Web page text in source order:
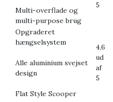
Multi-overflade og
multi-purpose brug
5
Opgraderet
hængselsystem
Alle aluminium svejset
design
Flat Style Scooper
4,6
ud
af
5